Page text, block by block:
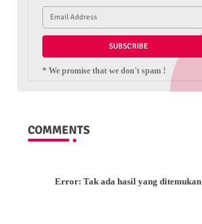
* We promise that we don't spam !
COMMENTS
Error: Tak ada hasil yang ditemukan